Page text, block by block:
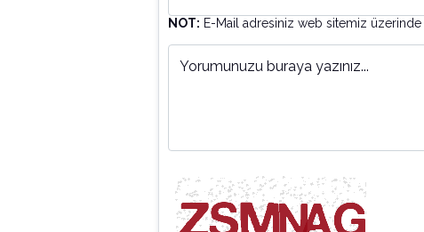
NOT: E-Mail adresiniz web sitemiz üzerinde
Yorumunuzu buraya yazınız...